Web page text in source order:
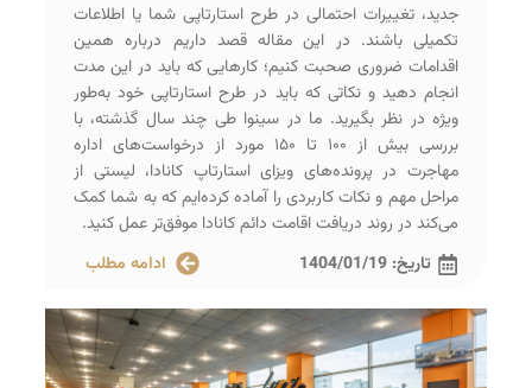
جدید، تغییرات احتمالی در طرح استارتاپی شما یا اطلاعات
تکمیلی باشند. در این مقاله قصد داریم درباره همین
اقدامات ضروری صحبت کنیم؛ کارهایی که باید در این مدت
انجام دهید و نکاتی که باید در طرح استارتاپی خود به‌طور
ویژه در نظر بگیرید. ما در سینوا طی چند سال گذشته، با
بررسی بیش از ۱۰۰ تا ۱۵۰ مورد از درخواست‌های اداره
مهاجرت در پرونده‌های ویزای استارتاپ کانادا، لیستی از
مراحل مهم و نکات کاربردی را آماده کرده‌ایم که به شما کمک
می‌کند در روند دریافت اقامت دائم کانادا موفق‌تر عمل کنید.
تاریخ: 1404/01/19 ادامه مطلب